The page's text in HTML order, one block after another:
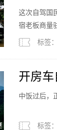
这次自驾国
宿老板商量
标签：
开房车
中饭过后，
标签：